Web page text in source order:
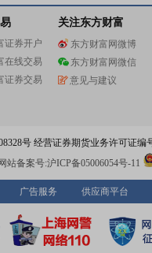
证券开户
在线交易
证券交易
关注东方财富
东方财富网微博
东方财富网微信
意见与建议
号 经营证券期货业务许可证编
网站备案号:沪ICP备05006054号-11
广告服务 供应商平台